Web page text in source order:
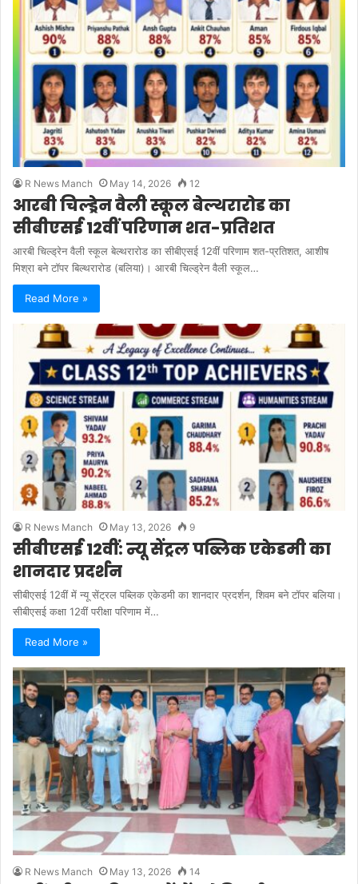
R News Manch May 14, 2026 12
आरबी चिल्ड्रेन वैली स्कूल बेल्थरारोड का
सीबीएसई 12वीं परिणाम शत-प्रतिशत
आरबी चिल्ड्रेन वैली स्कूल बेल्थरारोड का सीबीएसई 12वीं परिणाम शत-प्रतिशत, आशीष
मिश्रा बने टॉपर बिल्थरारोड (बलिया)। आरबी चिल्ड्रेन वैली स्कूल…
Read More »
R News Manch May 13, 2026 9
सीबीएसई 12वीं: न्यू सेंट्रल पब्लिक एकेडमी का
शानदार प्रदर्शन
सीबीएसई 12वीं में न्यू सेंट्रल पब्लिक एकेडमी का शानदार प्रदर्शन, शिवम बने टॉपर बलिया।
सीबीएसई कक्षा 12वीं परीक्षा परिणाम में…
Read More »
R News Manch May 13, 2026 14